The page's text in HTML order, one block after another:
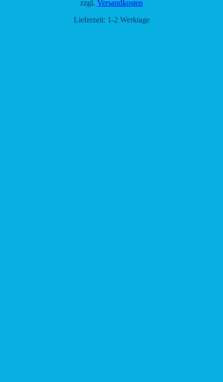
zzgl. Versandkosten
Lieferzeit: 1-2 Werktage